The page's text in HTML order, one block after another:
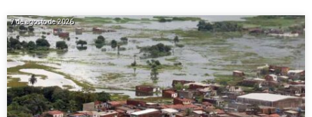
7 de agosto de 2026